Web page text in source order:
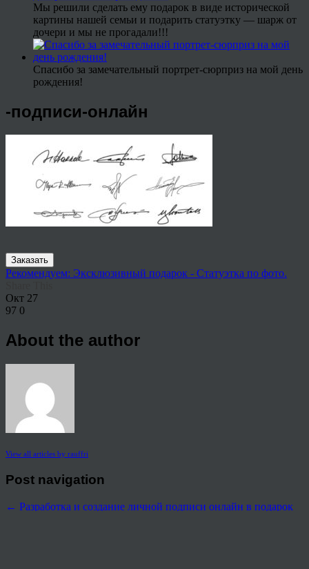
Мы решили сделать ему подарок в виде исторической
картины нашей семьи и подарить статуэтку — шарж от
дочери и мы не прогадали!!!
Спасибо за замечательный портрет-сюрприз на мой день
рождения!
-подписи-онлайн
Заказать
Рекомендуем: Эксклюзивный подарок - Статуэтка по фото.
Окт 27
97 0
About the author
View all articles by rauffri
Post navigation
← Разработка и создание личной подписи онлайн в подарок